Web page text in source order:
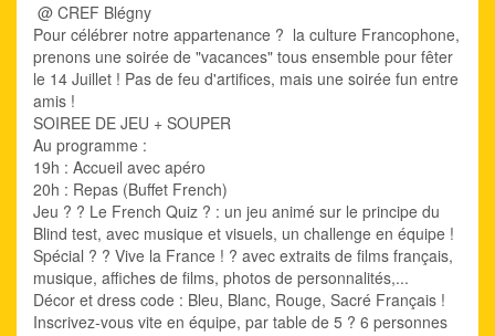
@ CREF Blégny
Pour célébrer notre appartenance ? la culture Francophone,
prenons une soirée de "vacances" tous ensemble pour fêter
le 14 Juillet ! Pas de feu d'artifices, mais une soirée fun entre
amis !
SOIREE DE JEU + SOUPER
Au programme :
19h : Accueil avec apéro
20h : Repas (Buffet French)
Jeu ? ? Le French Quiz ? : un jeu animé sur le principe du
Blind test, avec musique et visuels, un challenge en équipe !
Spécial ? ? Vive la France ! ? avec extraits de films français,
musique, affiches de films, photos de personnalités,...
Décor et dress code : Bleu, Blanc, Rouge, Sacré Français !
Inscrivez-vous vite en équipe, par table de 5 ? 6 personnes